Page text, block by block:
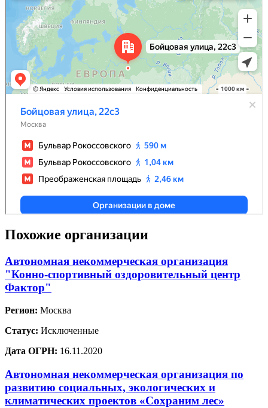
Похожие организации
Автономная некоммерческая организация
"Конно-спортивный оздоровительный центр
Фактор"
Регион: Москва
Статус: Исключенные
Дата ОГРН: 16.11.2020
Автономная некоммерческая организация по
развитию социальных, экологических и
климатических проектов «Сохраним лес»